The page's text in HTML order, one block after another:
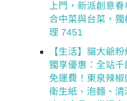
上門，新派創意
合中菜與台菜，
理 7451
【生活】貓大爺
獨享優惠：全站
免運費！東泉辣椒
衛生紙、泡麵、清